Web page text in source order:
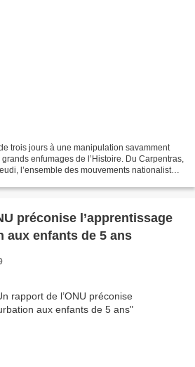
trois jours à une manipulation savamment
enfumages de l’Histoire. Du Carpentras,
l’ensemble des mouvements nationalistes
préconise l’apprentissage
aux enfants de 5 ans